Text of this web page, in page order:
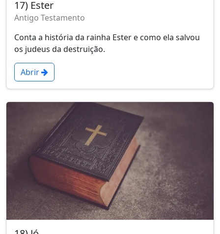
17) Ester
Antigo Testamento
Conta a história da rainha Ester e como ela salvou
os judeus da destruição.
Abrir